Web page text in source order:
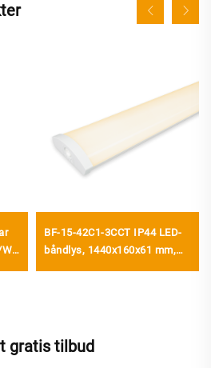
BF-15-42C1-3CCT IP44 LED-
båndlys, 1440x160x61 mm,
gratis tilbud